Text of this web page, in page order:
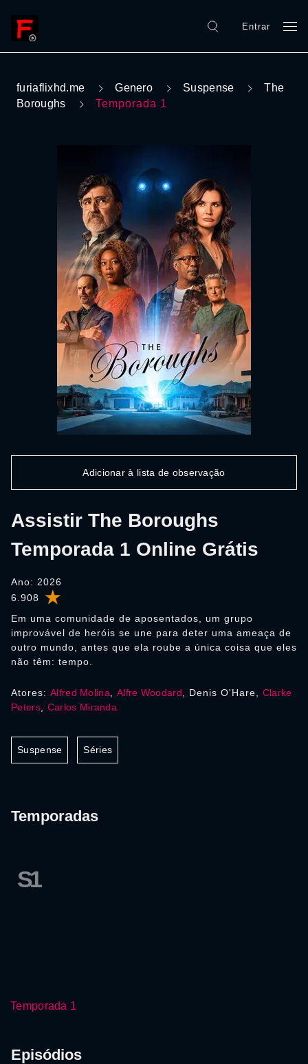
Entrar
furiaflixhd.me Genero Suspense
The
Boroughs
Temporada 1
6.908
Assistir The Boroughs
Temporada 1 Online Grátis
Ano: 2026
Em uma comunidade de aposentados, um grupo
improvável de heróis se une para deter uma ameaça de
outro mundo, antes que ela roube a única coisa que eles
não têm: tempo.
Adicionar à lista de observação
Atores: Alfred Molina Alfre Woodard , Denis O'Hare, Clarke
Peters, Carlos Miranda
Suspense Séries
Temporadas
S1
Temporada 1
Episódios